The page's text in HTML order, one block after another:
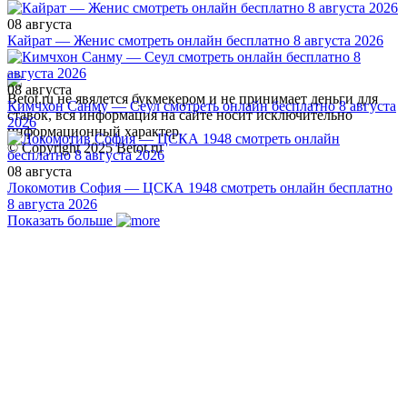
08 августа
Кайрат — Женис смотреть онлайн бесплатно 8 августа 2026
08 августа
Кимчхон Санму — Сеул смотреть онлайн бесплатно 8 августа
2026
08 августа
Локомотив София — ЦСКА 1948 смотреть онлайн бесплатно
8 августа 2026
Показать больше
Betot.ru не явялется букмекером и не принимает деньги для
ставок, вся информация на сайте носит исключительно
информационный характер.
© Copyright 2025 Betot.ru